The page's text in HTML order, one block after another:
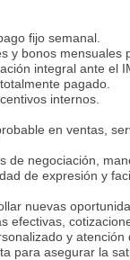
fijo semanal.
y bonos mensuales
integral ante el
pagado.
internos.
en ventas,
de negociación,
de expresión y
nuevas
efectivas,
y
para asegurar la